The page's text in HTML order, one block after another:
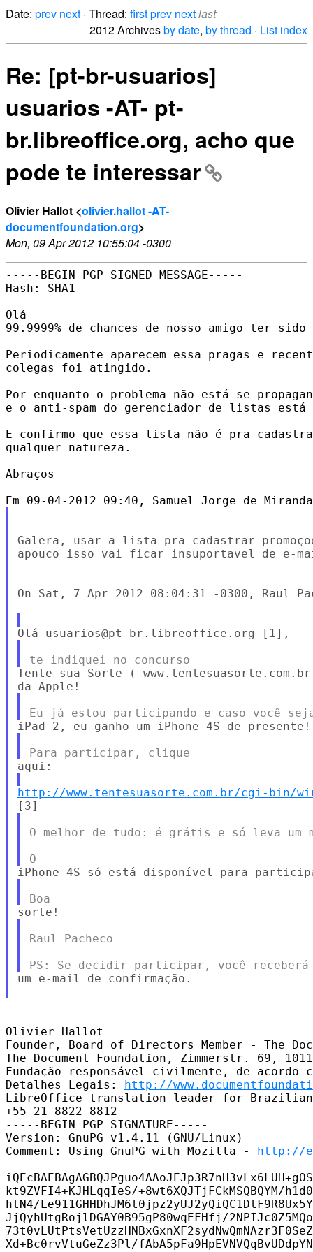
Date: prev next · Thread: firstprev nextlast
2012 Archivesby date, by thread · List index
Re: [pt-br-usuarios]
usuarios -AT- pt-
br.libreoffice.org, acho que
pode te interessar
Olivier Hallot <olivier.hallot -AT-
documentfoundation.org>
Mon, 09 Apr 2012 10:55:04 -0300
-----BEGIN PGP SIGNED MESSAGE-----
Hash: SHA1
Olá
99.9999% de chances de nosso amigo ter
Periodicamente aparecem essa pragas e
colegas foi atingido.
Por enquanto o problema não está se
e o anti-spam do gerenciador de listas está
E confirmo que essa lista não é pra
qualquer natureza.
Abraços
Galera, usar a lista pra cadastrar
apouco isso vai ficar insuportavel de e-
On Sat, 7 Apr 2012 08:04:31 -0300, Raul
Tente sua Sorte (
http://www.tentesuasorte.com.br/cgi-bin/
O melhor de tudo: é grátis e só leva um
Raul Pacheco
um e-mail de confirmação.
- --
Olivier Hallot
Founder, Board of Directors Member - The
The Document Foundation, Zimmerstr. 69,
Fundação responsável civilmente, de
Detalhes Legais: http://
LibreOffice translation leader for Brazilian
+55-21-8822-8812
-----BEGIN PGP SIGNATURE-----
Version: GnuPG v1.4.11 (GNU/Linux)
Comment: Using GnuPG with Mozilla - http://
kt9ZVFI4+KJHLqqIeS/+8wt6XQJTjFCkMSQBQYM/
htN4/
JjQyhUtgRojlDGAY0B95gP80wqEFHfj/
Xd+Bc0rvVtuGeZz3Pl/